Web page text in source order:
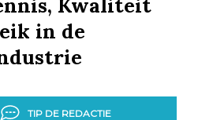
in de
TIP DE REDACTIE